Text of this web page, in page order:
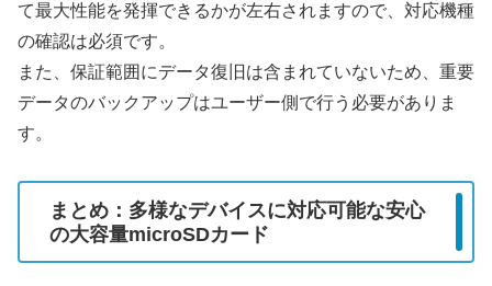
て最大性能を発揮できるかが左右されますので、対応機種
の確認は必須です。
また、保証範囲にデータ復旧は含まれていないため、重要
データのバックアップはユーザー側で行う必要がありま
す。
まとめ：多様なデバイスに対応可能な安心
の大容量microSDカード